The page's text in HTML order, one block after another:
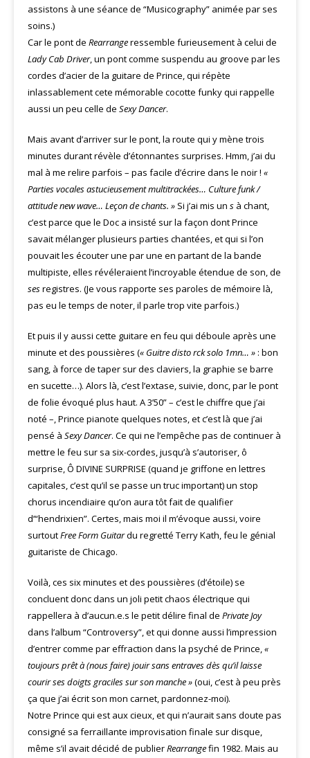
assistons à une séance de “Musicography” animée par ses
soins.)
Car le pont de Rearrangeressemble furieusement à celui de
Lady Cab Driver, un pont comme suspendu au groove par les
cordes d’acier de la guitare de Prince, qui répète
inlassablement cete mémorable cocotte funky qui rappelle
aussi un peu celle de Sexy Dancer.
Mais avant d’arriver sur le pont, la route qui y mène trois
minutes durant révèle d’étonnantes surprises. Hmm, j’ai du
mal à me relire parfois – pas facile d’écrire dans le noir ! «
Parties vocales astucieusement multitrackées… Culture funk /
attitude new wave… Leçon de chants. » Si j’ai mis un s à chant,
c’est parce que le Doc a insisté sur la façon dont Prince
savait mélanger plusieurs parties chantées, et qui si l’on
pouvait les écouter une par une en partant de la bande
multipiste, elles révéleraient l’incroyable étendue de son, de
sesregistres. (Je vous rapporte ses paroles de mémoire là,
pas eu le temps de noter, il parle trop vite parfois.)
Et puis il y aussi cette guitare en feu qui déboule après une
minute et des poussières (« Guitre disto rck solo 1mn… » : bon
sang, à force de taper sur des claviers, la graphie se barre
en sucette…). Alors là, c’est l’extase, suivie, donc, par le pont
de folie évoqué plus haut. A 3’50” – c’est le chiffre que j’ai
noté –, Prince pianote quelques notes, et c’est là que j’ai
pensé à Sexy Dancer. Ce qui ne l’empêche pas de continuer à
mettre le feu sur sa six-cordes, jusqu’à s’autoriser, ô
surprise, Ô DIVINE SURPRISE (quand je griffone en lettres
capitales, c’est qu’il se passe un truc important) un stop
chorus incendiaire qu’on aura tôt fait de qualifier
d’“hendrixien”. Certes, mais moi il m’évoque aussi, voire
surtoutFree Form Guitardu regretté Terry Kath, feu le génial
guitariste de Chicago.
Voilà, ces six minutes et des poussières (d’étoile) se
concluent donc dans un joli petit chaos électrique qui
rappellera à d’aucun.e.s le petit délire final de Private Joy
dans l’album “Controversy”, et qui donne aussi l’impression
d’entrer comme par effraction dans la psyché de Prince,«
toujours prêt à (nous faire) jouir sans entraves dès qu’il laisse
courir ses doigts graciles sur son manche »(oui, c’est à peu près
ça que j’ai écrit son mon carnet, pardonnez-moi).
Notre Prince qui est aux cieux, et qui n’aurait sans doute pas
consigné sa ferraillante improvisation finale sur disque,
même s’il avait décidé de publierRearrangefin 1982. Mais au